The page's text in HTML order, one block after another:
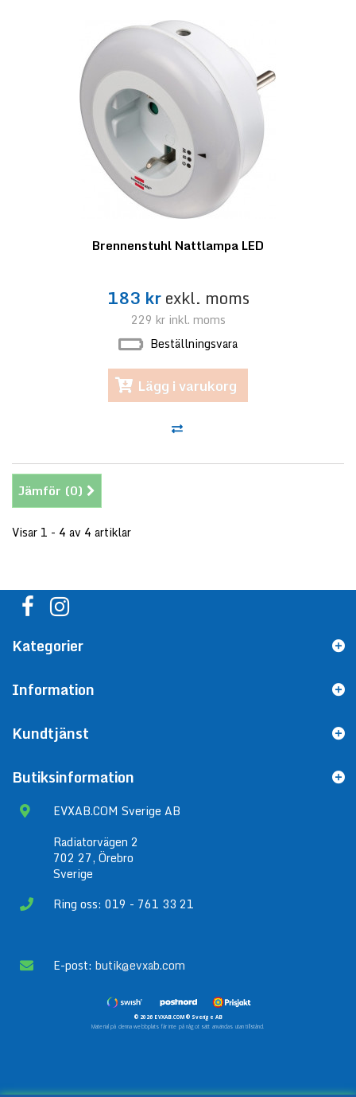
Brennenstuhl Nattlampa LED
183 krexkl. moms
229 krinkl. moms
Beställningsvara
Lägg i varukorg
Jämför (0)
Visar 1 - 4 av 4 artiklar
Kategorier
Information
Kundtjänst
Butiksinformation
EVXAB.COM Sverige AB
Radiatorvägen 2
702 27, Örebro
Sverige
Ring oss: 019 - 761 33 21
E-post: butik@evxab.com
© 2026 EVXAB.COM® Sverige AB
Material på denna webbplats får inte på något sätt användas utan tillstånd.